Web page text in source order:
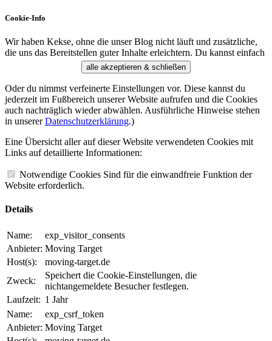
Cookie-Info
Wir haben Kekse, ohne die unser Blog nicht läuft und zusätzliche,
die uns das Bereitstellen guter Inhalte erleichtern. Du kannst einfach
alle akzeptieren & schließen
Oder du nimmst verfeinerte Einstellungen vor. Diese kannst du
jederzeit im Fußbereich unserer Website aufrufen und die Cookies
auch nachträglich wieder abwählen. Ausführliche Hinweise stehen
in unsererDatenschutzerklärung.)
Eine Übersicht aller auf dieser Website verwendeten Cookies mit
Links auf detaillierte Informationen:
Notwendige Cookies Sind für die einwandfreie Funktion der
Website erforderlich.
Details
Name:
exp_visitor_consents
Anbieter: Moving Target
Host(s):
moving-target.de
Zweck:
Speichert die Cookie-Einstellungen, die
nichtangemeldete Besucher festlegen.
Laufzeit: 1 Jahr
Name:
exp_csrf_token
Anbieter: Moving Target